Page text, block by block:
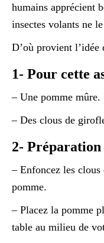
humains apprécient
insectes volants ne
D’où provient l’idée
1- Pour cette
– Une pomme mûre.
– Des clous de
2- Préparation
– Enfoncez les
pomme.
– Placez la pomme
table au milieu de